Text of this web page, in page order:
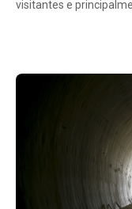
visitantes e